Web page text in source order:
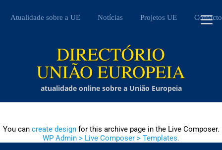
Atualidade sobre a UE Notícias Projetos UE Contacto
atualidade online sobre a União Europeia
You can create designfor this archive page in the Live Composer.
WP Admin > Live Composer > Templates.